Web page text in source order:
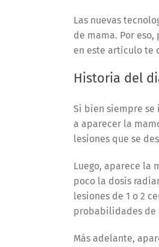
Las nuevas
de mama. Por
en este artículo te
Historia del
Si bien siempre
a aparecer la
lesiones que se
Luego, aparece la
poco la dosis
lesiones de 1 o 2
probabilidades de
Más adelante,